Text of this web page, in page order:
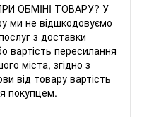
ОБМIНI ТОВАРУ? У
ми не відшкодовуємо
з доставки
вартість пересилання
міста, згідно з
від товару вартість
покупцем.